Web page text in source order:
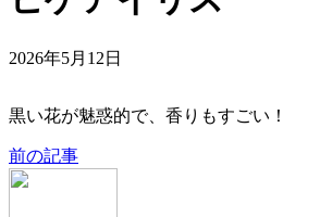
2026年5月12日
黒い花が魅惑的で、香りもすごい！
前の記事